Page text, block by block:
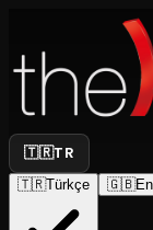
🇹🇷TR
🇹🇷Türkçe 🇬🇧